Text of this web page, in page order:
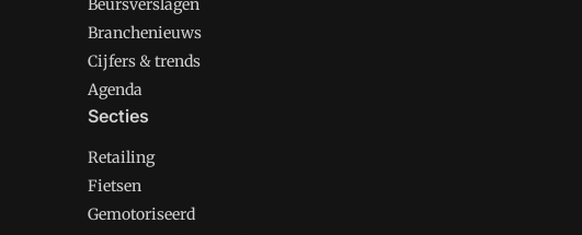
Beursverslagen
Branchenieuws
Cijfers & trends
Agenda
Secties
Retailing
Fietsen
Gemotoriseerd